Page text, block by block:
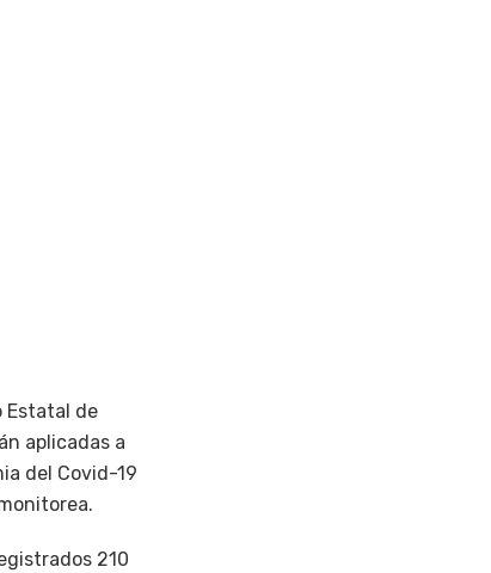
Estatal de
aplicadas a
del Covid-19
210